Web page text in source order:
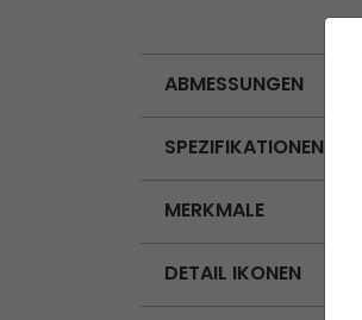
ABMESSUNGEN
SPEZIFIKATIONEN
MERKMALE
DETAIL IKONEN